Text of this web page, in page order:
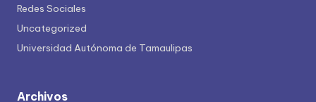
Redes Sociales
Uncategorized
Universidad Autónoma de Tamaulipas
Archivos